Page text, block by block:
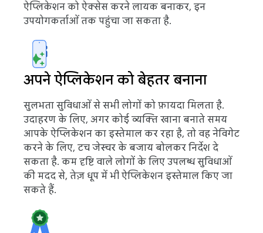
ऐप्लिकेशन को ऐक्सेस करने लायक बनाकर, इन
उपयोगकर्ताओं तक पहुंचा जा सकता है.
अपने ऐप्लिकेशन को बेहतर बनाना
सुलभता सुविधाओं से सभी लोगों को फ़ायदा मिलता है.
उदाहरण के लिए, अगर कोई व्यक्ति खाना बनाते समय
आपके ऐप्लिकेशन का इस्तेमाल कर रहा है, तो वह नेविगेट
करने के लिए, टच जेस्चर के बजाय बोलकर निर्देश दे
सकता है. कम दृष्टि वाले लोगों के लिए उपलब्ध सुविधाओं
की मदद से, तेज़ धूप में भी ऐप्लिकेशन इस्तेमाल किए जा
सकते हैं.